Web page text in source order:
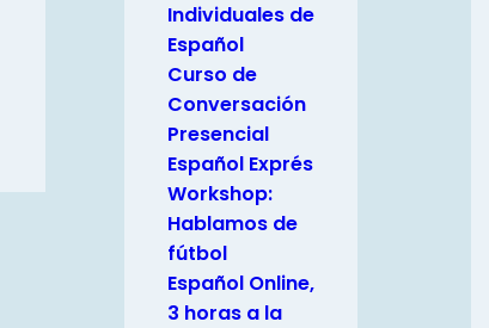
Individuales de
Español
Curso de
Conversación
Presencial
Español Exprés
Workshop:
Hablamos de
fútbol
Español Online,
3 horas a la